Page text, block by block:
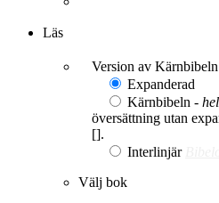
Läs
Version av
Expanderad
Kärnbibeln -
översättning utan
[].
Interlinjär
Välj bok